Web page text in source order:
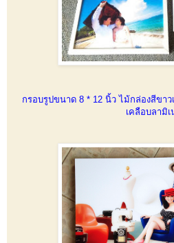
กรอบรูปขนาด 8 * 12 นิ้ว ไม้กล่องสีขา
เคลือบลามิเ